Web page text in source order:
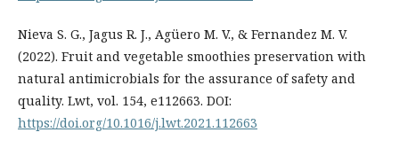
Nieva S. G., Jagus R. J., Agüero M. V., & Fernandez M. V.
(2022). Fruit and vegetable smoothies preservation with
natural antimicrobials for the assurance of safety and
quality. Lwt, vol. 154, e112663. DOI:
https://doi.org/10.1016/j.lwt.2021.112663